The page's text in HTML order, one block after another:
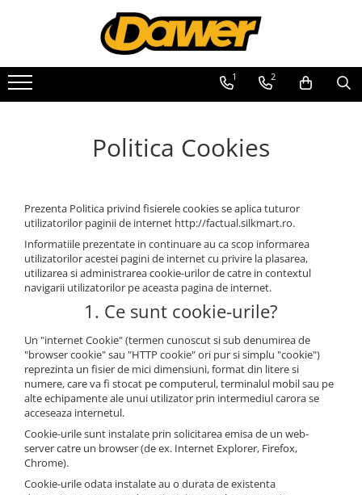
Pompe apă și Hidrofoare
Pompe submersibile
Hidrofoare
Pompe apa murdara
Motopompe
Accesorii pompe
Scule și Unelte electrice
Masini de gaurit
Accesorii masini de gaurit
Circulare si fierastraie electrice
Accesorii polizare si slefuire
Polizoare electrice
Rindele electrice
Ciocane Rotopercutoare
Motoburghie si Burghie
Mixere- Amestecatoare
Acumulatori si incarcatoare
Aparate de sudura
Aparate sudura
Accesorii de sudura
Drujbe
Accesorii si consumabile drujbe
Accesorii motocoase
Motocoase
Casa, gradina si Bricolaj
Aparate lipit tevi
Gradinarit
Atomizoare si pompe de stropit
Accesorii Compresoare
Articole uz casnic
Electrocasnice
Intretinere locuinta
Iluminat si electrice
Cabluri electrice si conductori
Scule si unelte
Batoze, Zdrobitoare și Mori electrice
Mori electrice
Mori electrice
Batoze de porumb
Generatoare și Motoare
Motoare
Motoare electrice
1 2
Politica Cookies
Prezenta Politica privind fisierele cookies se aplica tuturor
utilizatorilor paginii de internet http://factual.silkmart.ro.
Informatiile prezentate in continuare au ca scop informarea
utilizatorilor acestei pagini de internet cu privire la plasarea,
utilizarea si administrarea cookie-urilor de catre in contextul
navigarii utilizatorilor pe aceasta pagina de internet.
1. Ce sunt cookie-urile?
Un "internet Cookie" (termen cunoscut si sub denumirea de
"browser cookie" sau "HTTP cookie" ori pur si simplu "cookie")
reprezinta un fisier de mici dimensiuni, format din litere si
numere, care va fi stocat pe computerul, terminalul mobil sau pe
alte echipamente ale unui utilizator prin intermediul carora se
acceseaza internetul.
Cookie-urile sunt instalate prin solicitarea emisa de un web-
server catre un browser (de ex. Internet Explorer, Firefox,
Chrome).
Cookie-urile odata instalate au o durata de existenta